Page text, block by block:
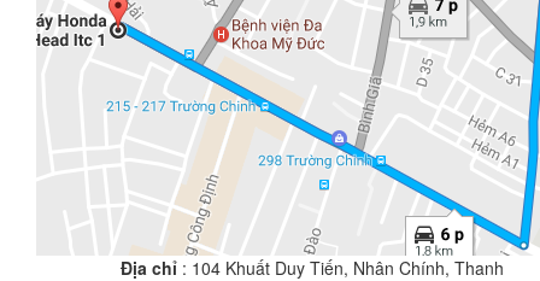
Địa chỉ : 104 Khuất Duy Tiến, Nhân Chính, Thanh